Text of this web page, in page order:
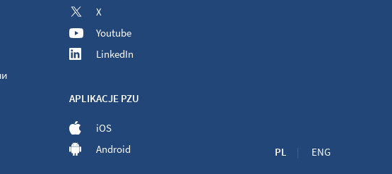
X
Youtube
LinkedIn
APLIKACJE PZU
iOS
Android
PL ENG